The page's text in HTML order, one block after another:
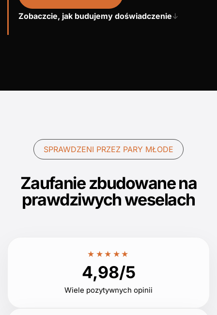
Zobaczcie, jak budujemy doświadczenie↓
SPRAWDZENI PRZEZ PARY MŁODE
Zaufanie zbudowane na
prawdziwych weselach
★★★★★
4,98/5
Wiele pozytywnych opinii